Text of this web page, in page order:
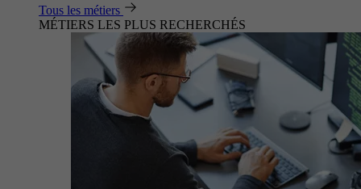
Tous les métiers
MÉTIERS LES PLUS RECHERCHÉS